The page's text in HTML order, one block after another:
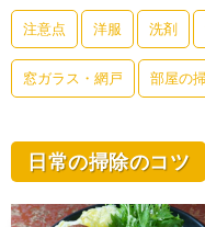
注意点 洋服 洗剤
窓ガラス・網戸 部屋の
日常の掃除のコツ